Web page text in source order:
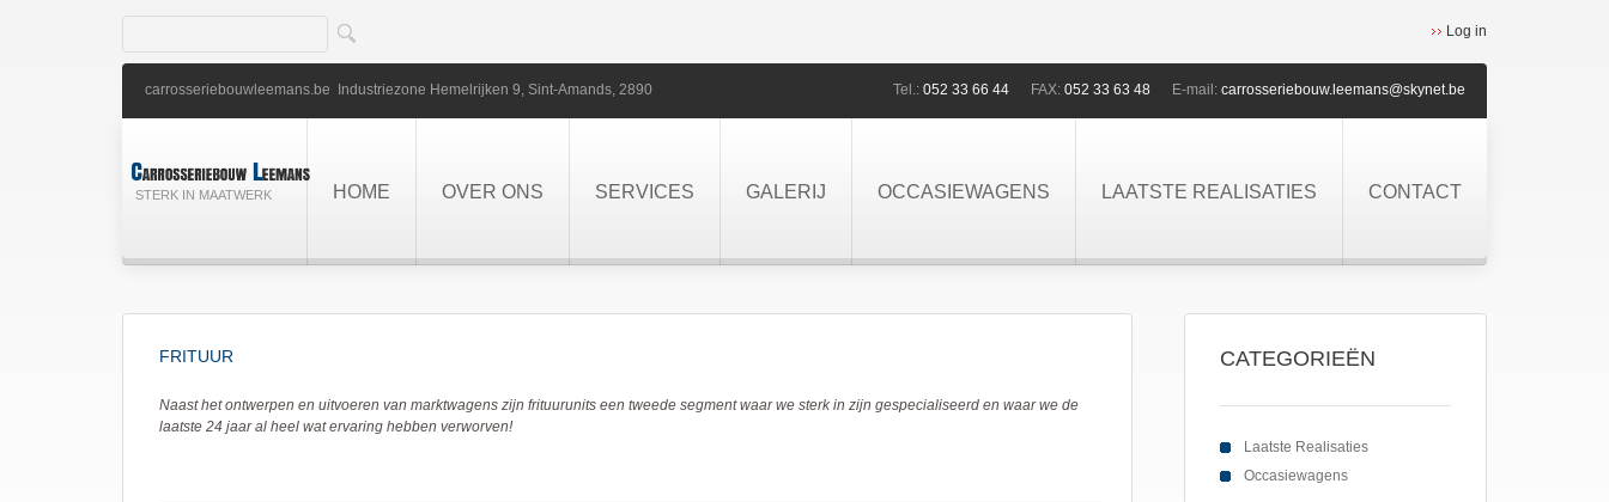
Log in
carrosseriebouwleemans.be Industriezone Hemelrijken 9, Sint-Amands, 2890 Tel.: 052 33 66 44 FAX: 052 33 63 48 E-mail: carrosseriebouw.leemans@skynet.be
STERK IN MAATWERK HOME OVER ONS SERVICES GALERIJ OCCASIEWAGENS LAATSTE REALISATIES CONTACT
FRITUUR
Naast het ontwerpen en uitvoeren van marktwagens zijn frituurunits een tweede segment waar we sterk in zijn gespecialiseerd en waar we de
laatste 24 jaar al heel wat ervaring hebben verworven!
CATEGORIEËN
Laatste Realisaties
Occasiewagens